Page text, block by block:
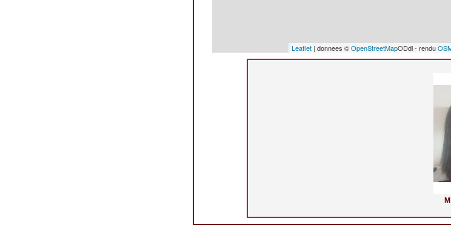
Leaflet | donnees ©OpenStreetMapODdl - rendu